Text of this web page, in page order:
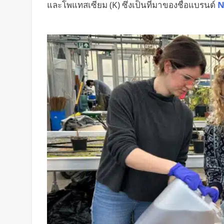
และโพแทสเซียม (K) ซึ่งเป็นที่มาของชื่อแบรนด์